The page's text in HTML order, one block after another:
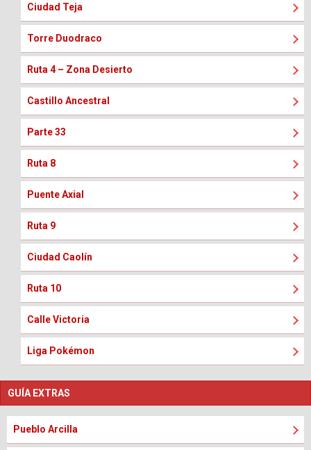
Ciudad Teja
Torre Duodraco
Ruta 4 – Zona Desierto
Castillo Ancestral
Parte 33
Ruta 8
Puente Axial
Ruta 9
Ciudad Caolín
Ruta 10
Calle Victoria
Liga Pokémon
GUÍA EXTRAS
Pueblo Arcilla